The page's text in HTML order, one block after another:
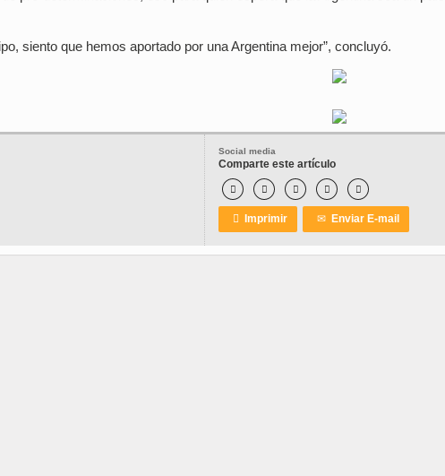
siento que hemos aportado por una Argentina mejor”, concluyó.
Social media
Comparte este artículo
    
 Imprimir ✉ Enviar E-mail